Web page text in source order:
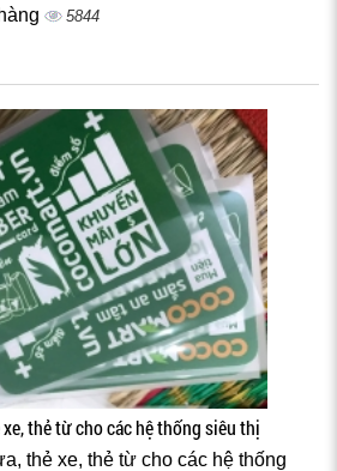
5844
thẻ từ cho các hệ thống siêu thị
thẻ xe, thẻ từ cho các hệ thống